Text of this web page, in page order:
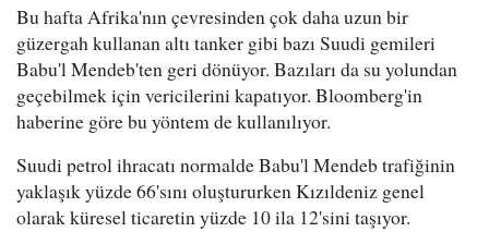
Bu hafta Afrika'nın çevresinden çok daha uzun bir
güzergah kullanan altı tanker gibi bazı Suudi gemileri
Babu'l Mendeb'ten geri dönüyor. Bazıları da su yolundan
geçebilmek için vericilerini kapatıyor. Bloomberg'in
haberine göre bu yöntem de kullanılıyor.
Suudi petrol ihracatı normalde Babu'l Mendeb trafiğinin
yaklaşık yüzde 66'sını oluştururken Kızıldeniz genel
olarak küresel ticaretin yüzde 10 ila 12'sini taşıyor.